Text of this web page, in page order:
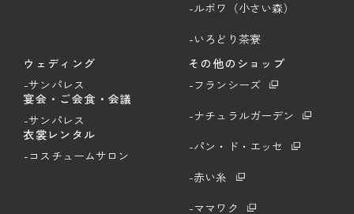
-ルボワ（小さい森）
-いろどり茶寮
ウェディング
-サンパレス
宴会・ご会食・会議
-サンパレス
衣裳レンタル
-コスチュームサロン
その他のショップ
-フランシーズ
-ナチュラルガーデン
-パン・ド・エッセ
-赤い糸
-ママワク